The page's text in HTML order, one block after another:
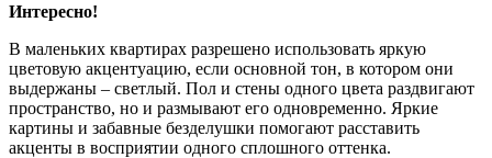
Интересно!
В маленьких квартирах разрешено использовать яркую
цветовую акцентуацию, если основной тон, в котором они
выдержаны – светлый. Пол и стены одного цвета раздвигают
пространство, но и размывают его одновременно. Яркие
картины и забавные безделушки помогают расставить
акценты в восприятии одного сплошного оттенка.